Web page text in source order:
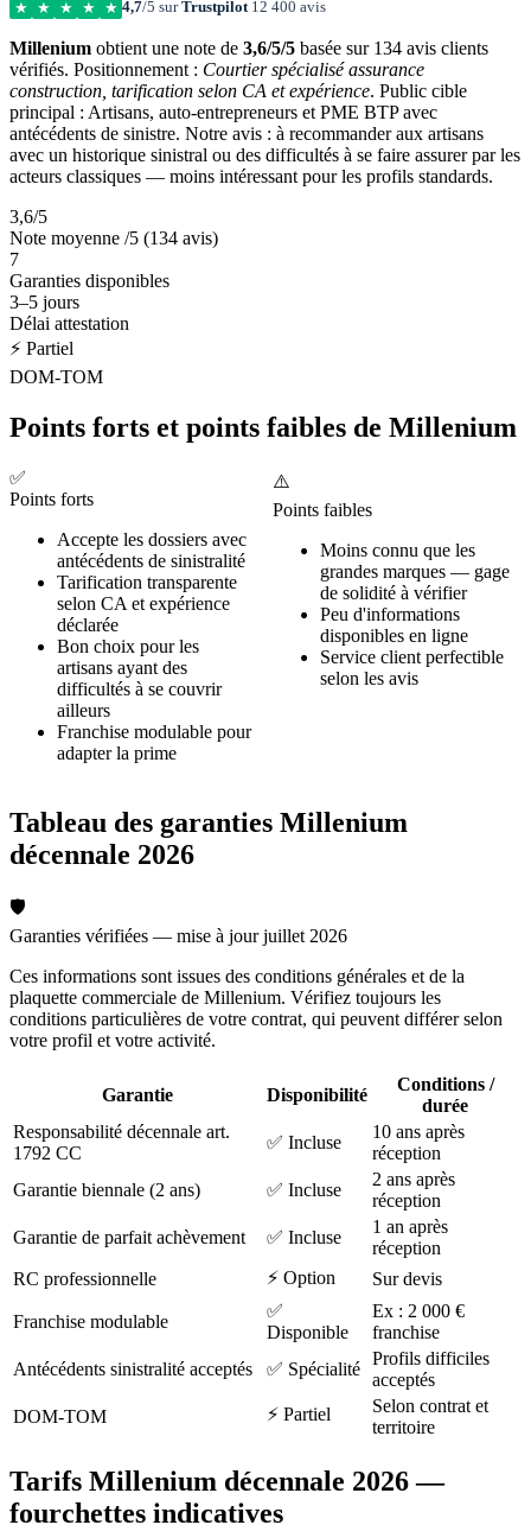
★ ★ ★ ★ ★ 4,7/5 surTrustpilot12 400 avis
Millenium obtient une note de 3,6/5/5 basée sur 134 avis clients
vérifiés. Positionnement : Courtier spécialisé assurance
construction, tarification selon CA et expérience. Public cible
principal : Artisans, auto-entrepreneurs et PME BTP avec
antécédents de sinistre. Notre avis : à recommander aux artisans
avec un historique sinistral ou des difficultés à se faire assurer par les
acteurs classiques — moins intéressant pour les profils standards.
3,6/5
Note moyenne /5 (134 avis)
7
Garanties disponibles
3–5 jours
Délai attestation
⚡ Partiel
DOM-TOM
Points forts et points faibles de Millenium
✅
Points forts
Accepte les dossiers avec
antécédents de sinistralité
Tarification transparente
selon CA et expérience
déclarée
Bon choix pour les
artisans ayant des
difficultés à se couvrir
ailleurs
Franchise modulable pour
adapter la prime
⚠️
Points faibles
Moins connu que les
grandes marques — gage
de solidité à vérifier
Peu d'informations
disponibles en ligne
Service client perfectible
selon les avis
Tableau des garanties Millenium
décennale 2026
🛡️
Garanties vérifiées — mise à jour juillet 2026
Ces informations sont issues des conditions générales et de la
plaquette commerciale de Millenium. Vérifiez toujours les
conditions particulières de votre contrat, qui peuvent différer selon
votre profil et votre activité.
Garantie Disponibilité
Conditions /
durée
Responsabilité décennale art.
1792 CC
✅ Incluse
10 ans après
réception
Garantie biennale (2 ans)
✅ Incluse
2 ans après
réception
Garantie de parfait achèvement
✅ Incluse
1 an après
réception
RC professionnelle
⚡ Option Sur devis
Franchise modulable
✅
Disponible
Ex : 2 000 €
franchise
Antécédents sinistralité acceptés
✅ Spécialité
Profils difficiles
acceptés
DOM-TOM
⚡ Partiel
Selon contrat et
territoire
Tarifs Millenium décennale 2026 —
fourchettes indicatives